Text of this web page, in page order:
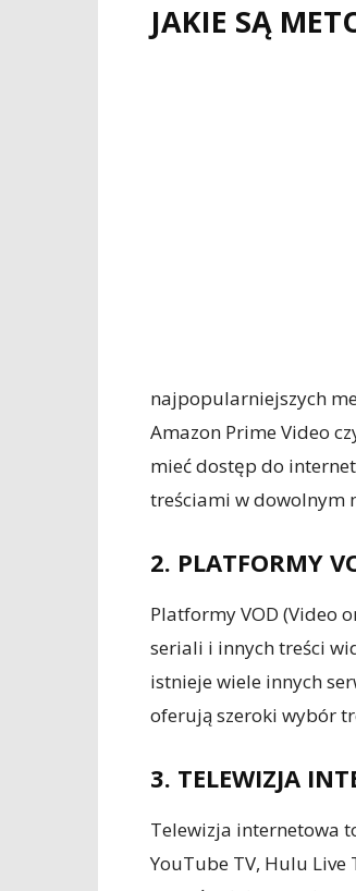
JAKIE SĄ
najpopularniejszych
Amazon Prime Video
mieć dostęp do
treściami w dowolnym
2. PLATFORMY
Platformy VOD (Video
seriali i innych treści
istnieje wiele innych
oferują szeroki wybór
3. TELEWIZJA
Telewizja internetowa
YouTube TV, Hulu Live